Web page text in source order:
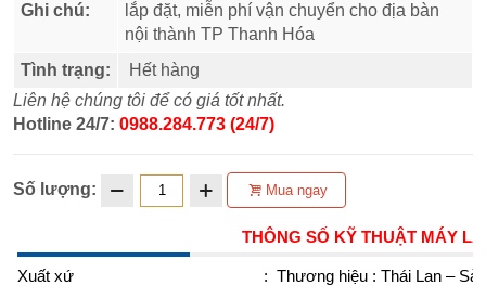
Ghi chú:
lắp đặt, miễn phí vận chuyển cho địa bàn
nội thành TP Thanh Hóa
Tình trạng:
Hết hàng
Liên hệ chúng tôi để có giá tốt nhất.
Hotline 24/7: 0988.284.773 (24/7)
Số lượng: Mua ngay
THÔNG SỐ KỸ THUẬT MÁY
Xuất xứ : Thương hiệu : Thái Lan –